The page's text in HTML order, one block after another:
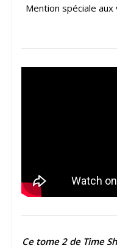
Mention spéciale
Ce tome 2 de Time